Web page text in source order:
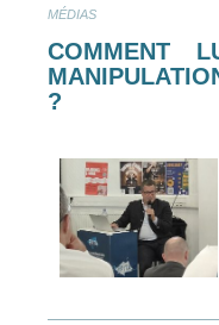
MÉDIAS
COMMENT
?